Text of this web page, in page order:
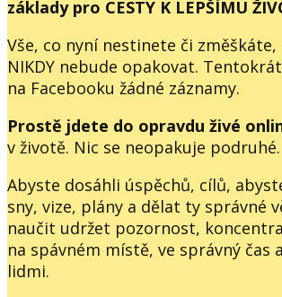
základy pro CESTY K LEPŠÍMU
Vše, co nyní nestinete či
NIKDY nebude opakovat.
na Facebooku žádné záznamy.
Prostě jdete do opravdu živé
v životě. Nic se neopakuje podruhé.
Abyste dosáhli úspěchů, cílů,
sny, vize, plány a dělat ty správné
naučit udržet pozornost,
na spávném místě, ve správný čas
lidmi.